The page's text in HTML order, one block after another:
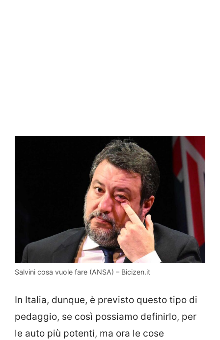
Salvini cosa vuole fare (ANSA) – Bicizen.it
In Italia, dunque, è previsto questo tipo di
pedaggio, se così possiamo definirlo, per
le auto più potenti, ma ora le cose